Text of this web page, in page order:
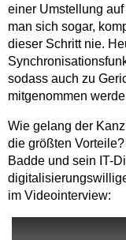
einer Umstellung
man sich sogar,
dieser Schritt nie.
sodass auch zu
mitgenommen
Wie gelang der
die größten
Badde und sein IT-
im Videointerview: